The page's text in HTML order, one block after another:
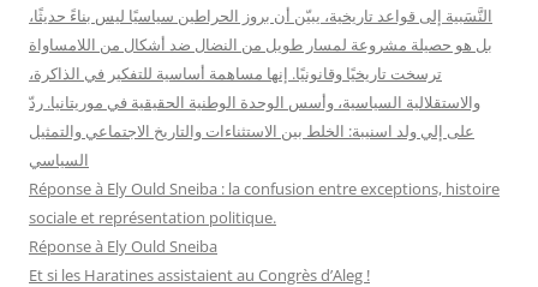
النَّسَبية إلى قواعد تاريخية، يبيّن أن بروز الحراطين سياسيًا ليس بناءً حديثًا،
بل هو حصيلة مشروعة لمسار طويل من النضال ضد أشكال من اللامساواة
ترسخت تاريخيًا وقانونيًا. إنها مساهمة أساسية للتفكير في الذاكرة،
والاستقلالية السياسية، وأسس الوحدة الوطنية الحقيقية في موريتانيا. ردّ
على إلي ولد اسنيبة: الخلط بين الاستثناءات والتاريخ الاجتماعي والتمثيل
السياسي
Réponse à Ely Ould Sneiba : la confusion entre exceptions, histoire
sociale et représentation politique.
Réponse à Ely Ould Sneiba
Et si les Haratines assistaient au Congrès d’Aleg !